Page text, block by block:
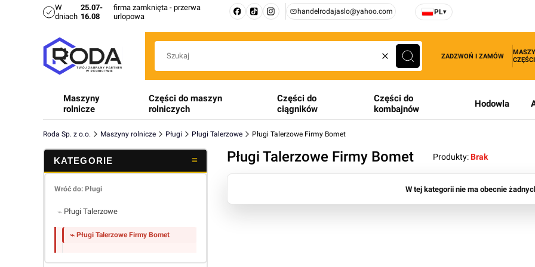
W
dniach
25.07-
16.08
firma zamknięta - przerwa
urlopowa
handelrodajaslo@yahoo.com PL▾
WyczyśćSzukaj
ZADZWOŃ I ZAMÓW
Maszyny
rolnicze
Części do maszyn
rolniczych
Części do
ciągników
Części do
kombajnów
Hodowla
Roda Sp. z o.o. Maszyny rolnicze Pługi Pługi Talerzowe Pługi Talerzowe Firmy Bomet
Wróć do: Pługi
Pługi Talerzowe
Pługi Talerzowe Firmy Bomet
Pługi Talerzowe Firmy Bomet Produkty:Brak
Lista produktów
W tej kategorii nie ma obecnie